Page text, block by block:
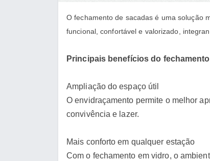
O fechamento de sacadas é uma solução
funcional, confortável e valorizado,
Principais benefícios do
Ampliação do espaço útil
O envidraçamento permite o melhor
convivência e lazer.
Mais conforto em qualquer estação
Com o fechamento em vidro, o